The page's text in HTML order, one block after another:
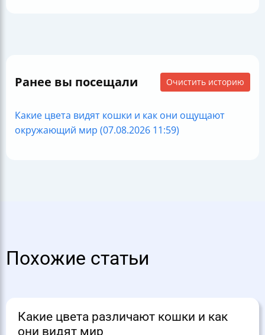
Ранее вы посещали Очистить историю
Какие цвета видят кошки и как они ощущают
окружающий мир (07.08.2026 11:59)
Похожие статьи
Какие цвета различают кошки и как
они видят мир